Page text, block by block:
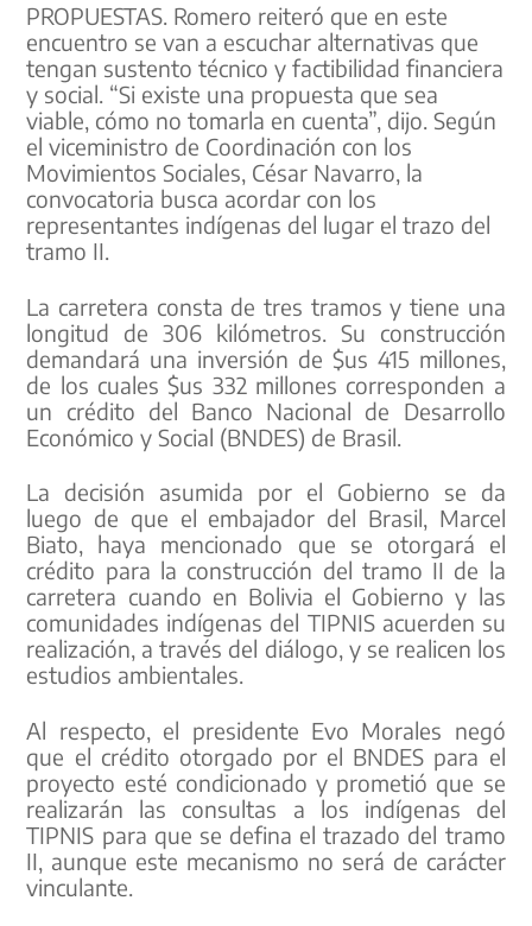
PROPUESTAS. Romero reiteró que en este
encuentro se van a escuchar alternativas que
tengan sustento técnico y factibilidad financiera
y social. “Si existe una propuesta que sea
viable, cómo no tomarla en cuenta”, dijo. Según
el viceministro de Coordinación con los
Movimientos Sociales, César Navarro, la
convocatoria busca acordar con los
representantes indígenas del lugar el trazo del
tramo II.
La carretera consta de tres tramos y tiene una
longitud de 306 kilómetros. Su construcción
demandará una inversión de $us 415 millones,
de los cuales $us 332 millones corresponden a
un crédito del Banco Nacional de Desarrollo
Económico y Social (BNDES) de Brasil.
La decisión asumida por el Gobierno se da
luego de que el embajador del Brasil, Marcel
Biato, haya mencionado que se otorgará el
crédito para la construcción del tramo II de la
carretera cuando en Bolivia el Gobierno y las
comunidades indígenas del TIPNIS acuerden su
realización, a través del diálogo, y se realicen los
estudios ambientales.
Al respecto, el presidente Evo Morales negó
que el crédito otorgado por el BNDES para el
proyecto esté condicionado y prometió que se
realizarán las consultas a los indígenas del
TIPNIS para que se defina el trazado del tramo
II, aunque este mecanismo no será de carácter
vinculante.